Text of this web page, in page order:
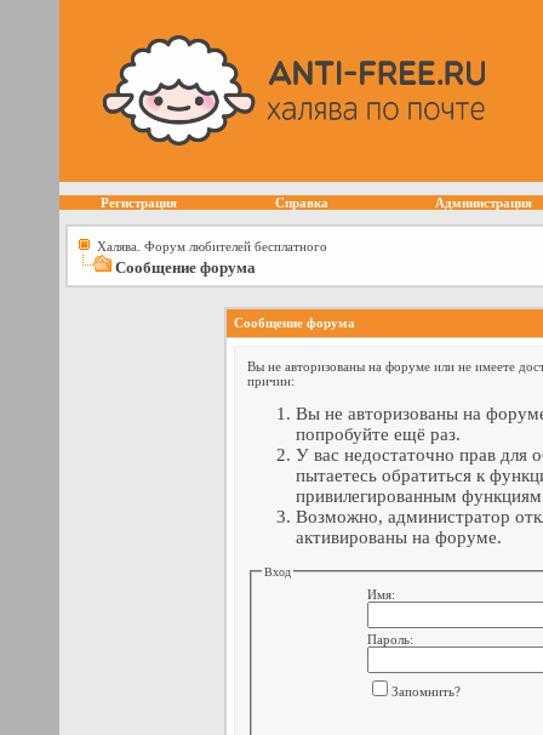
Регистрация Справка Администрация
Халява. Форум любителей бесплатного
Сообщение форума
Сообщение форума
Вы не авторизованы на форуме или не имеете
причин:
Вы не авторизованы на
попробуйте ещё раз.
У вас недостаточно прав для
пытаетесь обратиться к
привилегированным
Возможно, администратор
активированы на форуме.
Вход
Имя:
Пароль:
Запомнить?